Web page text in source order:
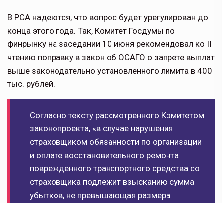
В РСА надеются, что вопрос будет урегулирован до
конца этого года. Так, Комитет Госдумы по
финрынку на заседании 10 июня рекомендовал ко II
чтению поправку в закон об ОСАГО о запрете выплат
выше законодательно установленного лимита в 400
тыс. рублей.
Согласно тексту рассмотренного Комитетом
законопроекта, «в случае нарушения
страховщиком обязанности по организации
и оплате восстановительного ремонта
поврежденного транспортного средства со
страховщика подлежит взысканию сумма
убытков, не превышающая размера